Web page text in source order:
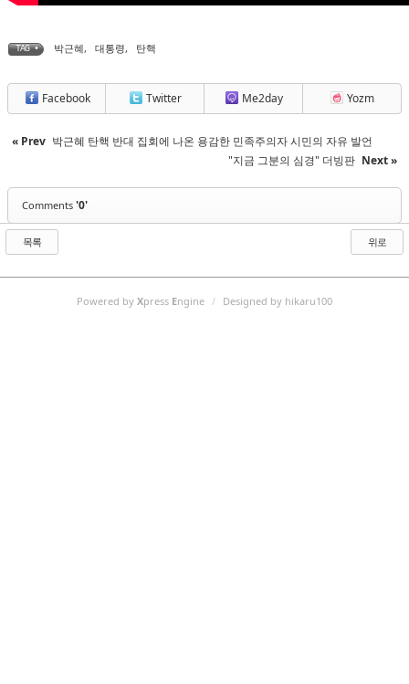
TAG • 박근혜, 대통령, 탄핵
Facebook Twitter Me2day Yozm
« Prev 박근혜 탄핵 반대 집회에 나온 용감한 민족주의자 시민의 자유 발언
"지금 그분의 심경" 더빙판 Next »
Comments '0'
목록 위로
Powered by Xpress Engine / Designed by hikaru100